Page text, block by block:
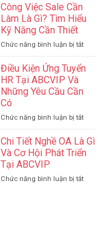
Sắm
Biên
Tình
–
Tỏa
Đến
Tây
Công Việc Sale Cần
Làm Là Gì? Tìm Hiểu
Kỹ Năng Cần Thiết
Chức năng bình luận bị tắtở
Việc
Làm
Gì?
Hiểu
Kỹ
Năng
Thiết
Điều Kiện Ứng Tuyển
HR Tại ABCVIP Và
Những Yêu Cầu Cần
Có
Chức năng bình luận bị tắtở
Kiện
Tuyển
Tại
Chi Tiết Nghề OA Là Gì
Và Cơ Hội Phát Triển
Tại ABCVIP
Chức năng bình luận bị tắtở